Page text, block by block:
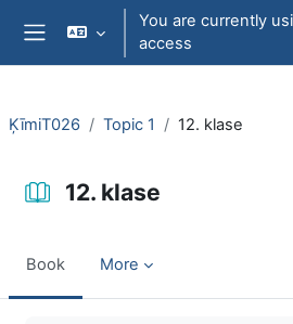
Skip to main content
You are currently
access
ĶīmiT026 Topic 1 12. klase
12. klase
Book More